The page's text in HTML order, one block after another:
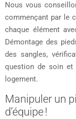
Nous vous
commençant par le
chaque élément
Démontage des
des sangles,
question de soin et
logement.
Manipuler un
d’équipe !